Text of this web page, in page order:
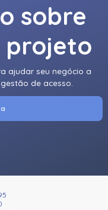
sobre
projeto
ajudar seu negócio a
de acesso.